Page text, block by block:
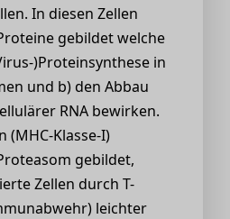
In diesen Zellen
gebildet welche
)Proteinsynthese in
und b) den Abbau
RNA bewirken.
(MHC-Klasse-I)
gebildet,
Zellen durch T-
leichter